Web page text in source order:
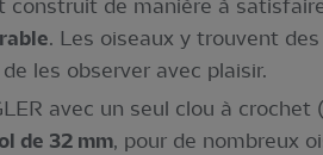
de manière à
. Les oiseaux y trouvent
les observer avec plaisir.
avec un seul clou à
de 32 mm, pour de nombreux